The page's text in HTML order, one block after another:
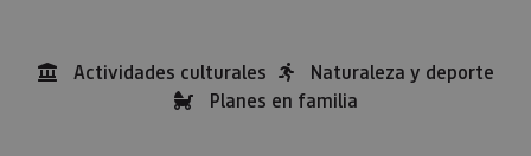
Actividades culturales
Naturaleza y deporte
Planes en familia